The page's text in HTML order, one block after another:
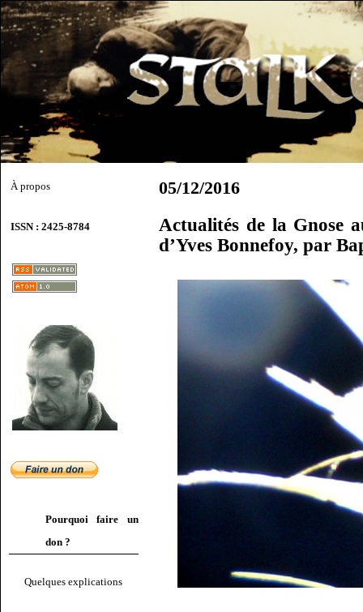
À propos
ISSN : 2425-8784
Pourquoi faire un
don ?
Quelques explications
05/12/2016
Actualités de la Gnose
d’Yves Bonnefoy, par